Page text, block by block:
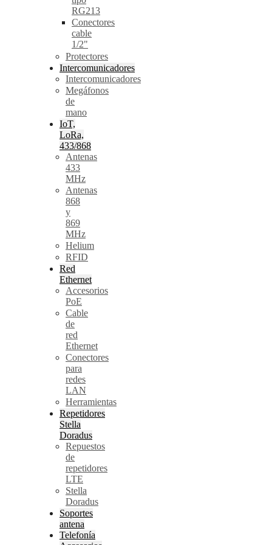
RG213
Conectores
cable
1/2"
Protectores
Intercomunicadores
Intercomunicadores
Megáfonos
de
mano
IoT,
LoRa,
433/868
Antenas
433
MHz
Antenas
868
y
869
MHz
Helium
RFID
Red
Ethernet
Accesorios
PoE
Cable
de
red
Ethernet
Conectores
para
redes
LAN
Herramientas
Repetidores
Stella
Doradus
Repuestos
de
repetidores
LTE
Stella
Doradus
Soportes
antena
Telefonía